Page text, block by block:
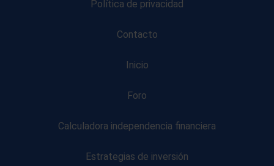
Política de privacidad
Contacto
Inicio
Foro
Calculadora independencia financiera
Estrategias de inversión